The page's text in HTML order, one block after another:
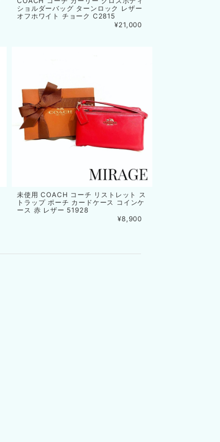
ショルダーバッグ ターンロック レザー
オフホワイト チョーク C2815
¥21,000
未使用 COACH コーチ リストレット ス
トラップ ポーチ カードケース コインケ
ース 赤 レザー 51928
¥8,900